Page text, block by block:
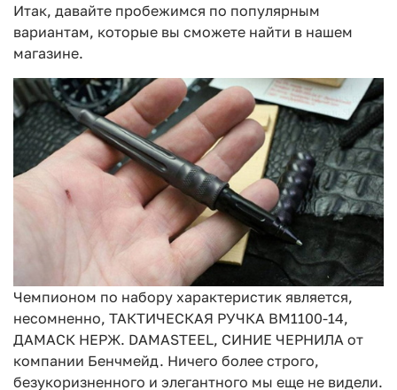
Итак, давайте пробежимся по популярным
вариантам, которые вы сможете найти в нашем
магазине.
Чемпионом по набору характеристик является,
несомненно, ТАКТИЧЕСКАЯ РУЧКА BM1100-14,
ДАМАСК НЕРЖ. DAMASTEEL, СИНИЕ ЧЕРНИЛА от
компании Бенчмейд. Ничего более строго,
безукоризненного и элегантного мы еще не видели.